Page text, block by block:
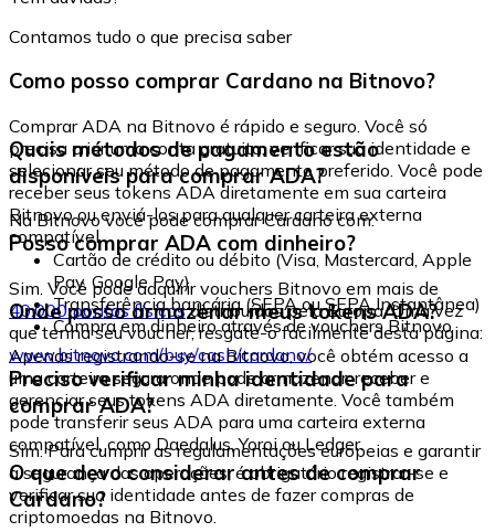
Contamos tudo o que precisa saber
Como posso comprar Cardano na Bitnovo?
Comprar ADA na Bitnovo é rápido e seguro. Você só
precisa criar uma conta gratuita, verificar sua identidade e
selecionar seu método de pagamento preferido. Você pode
receber seus tokens ADA diretamente em sua carteira
Bitnovo ou enviá-los para qualquer carteira externa
compatível.
Quais métodos de pagamento estão
disponíveis para comprar ADA?
Na Bitnovo você pode comprar Cardano com:
Cartão de crédito ou débito (Visa, Mastercard, Apple
Pay, Google Pay)
Transferência bancária (SEPA ou SEPA Instantânea)
Compra em dinheiro através de vouchers Bitnovo
Posso comprar ADA com dinheiro?
Sim. Você pode adquirir vouchers Bitnovo em mais de
40.000 pontos físicosdistribuídos pela Europa. Uma vez
que tenha seu voucher, resgate-o facilmente desta página:
www.bitnovo.com/buy/cash/cardano/
Onde posso armazenar meus tokens ADA?
Apenas registrando-se na Bitnovo, você obtém acesso a
uma carteira segura onde pode armazenar, receber e
gerenciar seus tokens ADA diretamente. Você também
pode transferir seus ADA para uma carteira externa
compatível, como Daedalus, Yoroi ou Ledger.
Preciso verificar minha identidade para
comprar ADA?
Sim. Para cumprir as regulamentações europeias e garantir
a segurança das operações, é obrigatório registrar-se e
verificar sua identidade antes de fazer compras de
criptomoedas na Bitnovo.
O que devo considerar antes de comprar
Cardano?